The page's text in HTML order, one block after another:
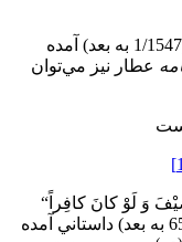
(1/1547 به بعد) آمده
عطار نيز مي‌توان
وَ لَوْ كانَ كافِراً“
(بيت 65 به بعد) داستاني آمده